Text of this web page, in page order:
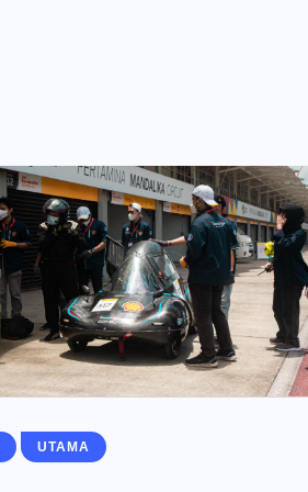
UTAMA